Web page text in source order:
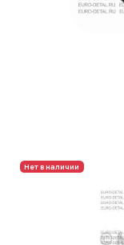
Нет в наличии